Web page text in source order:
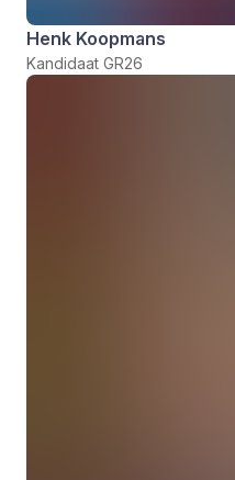
Henk Koopmans
Kandidaat GR26